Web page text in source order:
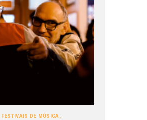
FESTIVAIS DE MÚSICA,